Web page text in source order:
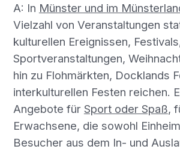
A: In Münster und im
Vielzahl von Veranstaltungen
kulturellen Ereignissen,
Sportveranstaltungen,
hin zu Flohmärkten, Docklands
interkulturellen Festen reichen.
Angebote für Sport oder Spaß,
Erwachsene, die sowohl
Besucher aus dem In- und